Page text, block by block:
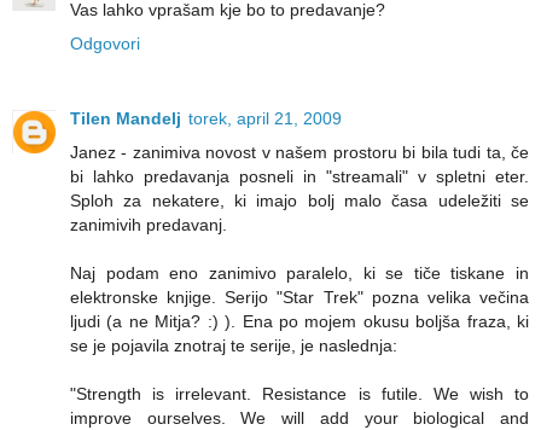
Vas lahko vprašam kje bo to predavanje?
Odgovori
Tilen Mandelj torek, april 21, 2009
Janez - zanimiva novost v našem prostoru bi bila tudi ta, če
bi lahko predavanja posneli in "streamali" v spletni eter.
Sploh za nekatere, ki imajo bolj malo časa udeležiti se
zanimivih predavanj.
Naj podam eno zanimivo paralelo, ki se tiče tiskane in
elektronske knjige. Serijo "Star Trek" pozna velika večina
ljudi (a ne Mitja? :) ). Ena po mojem okusu boljša fraza, ki
se je pojavila znotraj te serije, je naslednja:
"Strength is irrelevant. Resistance is futile. We wish to
improve ourselves. We will add your biological and